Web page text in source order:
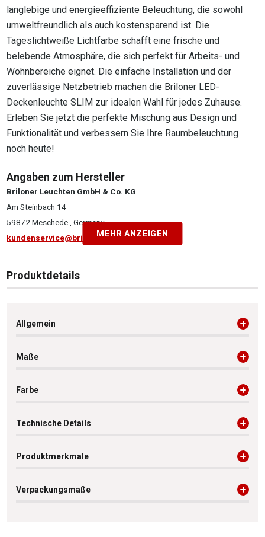
langlebige und energieeffiziente Beleuchtung, die sowohl
umweltfreundlich als auch kostensparend ist. Die
Tageslichtweiße Lichtfarbe schafft eine frische und
belebende Atmosphäre, die sich perfekt für Arbeits- und
Wohnbereiche eignet. Die einfache Installation und der
zuverlässige Netzbetrieb machen die Briloner LED-
Deckenleuchte SLIM zur idealen Wahl für jedes Zuhause.
Erleben Sie jetzt die perfekte Mischung aus Design und
Funktionalität und verbessern Sie Ihre Raumbeleuchtung
noch heute!
Angaben zum Hersteller
Briloner Leuchten GmbH & Co. KG
Am Steinbach 14
59872 Meschede , Germany
kundenservice@briloner.comMEHR ANZEIGEN
Produktdetails
Allgemein
Maße
Farbe
Technische Details
Produktmerkmale
Verpackungsmaße